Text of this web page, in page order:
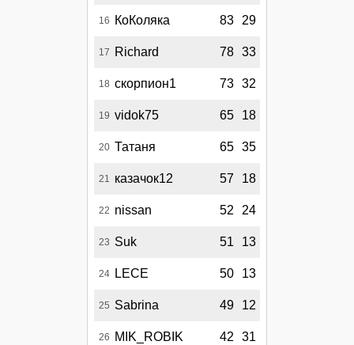
16 КоКоляка 83 29
17 Richard 78 33
18 скорпион1 73 32
19 vidok75 65 18
20 Татаня 65 35
21 казачок12 57 18
22 nissan 52 24
23 Suk 51 13
24 LECE 50 13
25 Sabrina 49 12
26 MIK_ROBIK 42 31